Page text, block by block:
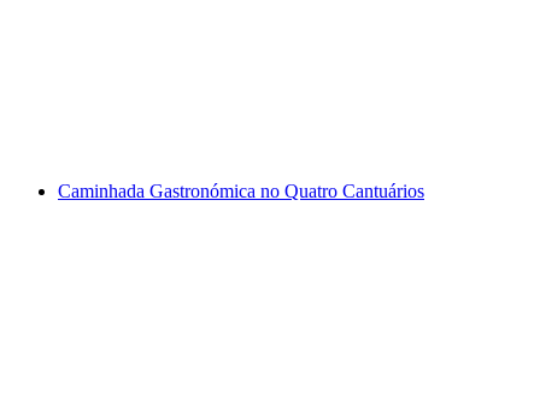
Caminhada Gastronómica no Quatro Cantuários